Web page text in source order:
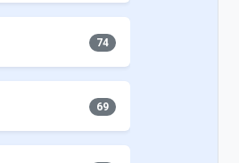
74
69